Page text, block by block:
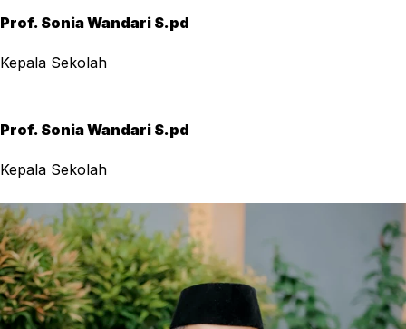
Prof. Sonia Wandari S.pd
Kepala Sekolah
Prof. Sonia Wandari S.pd
Kepala Sekolah